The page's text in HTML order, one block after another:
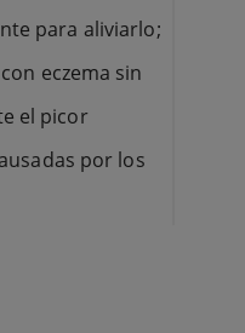
para aliviarlo;
eczema sin
el picor
por los